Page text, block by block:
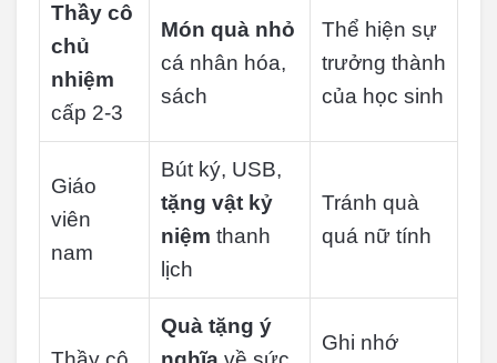
Thầy cô
chủ
nhiệm
cấp 2-3
Món quà nhỏ
cá nhân hóa,
sách
Thể hiện sự
trưởng thành
của học sinh
Giáo
viên
nam
Bút ký, USB,
tặng vật kỷ
niệm thanh
lịch
Tránh quà
quá nữ tính
Quà tặng ý
Ghi nhớ